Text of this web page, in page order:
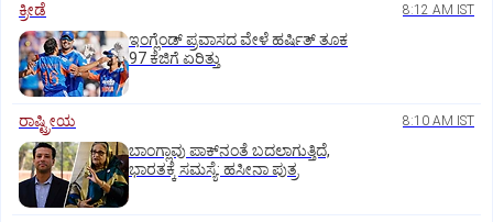
ಕ್ರೀಡೆ 8:12 AM IST
ಇಂಗ್ಲೆಂಡ್‌ ಪ್ರವಾಸದ ವೇಳೆ ಹರ್ಷಿತ್‌ ತೂಕ
97 ಕೆಜಿಗೆ ಏರಿತ್ತು
ರಾಷ್ಟ್ರೀಯ 8:10 AM IST
ಬಾಂಗ್ಲಾವು ಪಾಕ್‌ನಂತೆ ಬದಲಾಗುತ್ತಿದೆ,
ಭಾರತಕ್ಕೆ ಸಮಸ್ಯೆ: ಹಸೀನಾ ಪುತ್ರ